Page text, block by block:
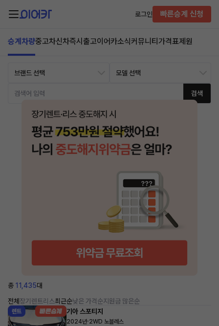
로그인 빠른승계 신청
승계차량중고차신차즉시출고이어카소식커뮤니티 가격표제원
검색
총 11,435대
전체 장기렌트리스최근순낮은 가격순지원금 많은순
렌트 기아 스포티지
2024년·2WD 노블레스